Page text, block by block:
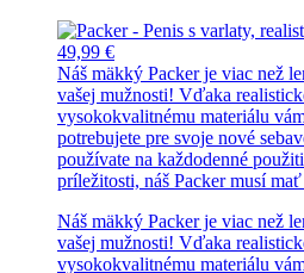
49,99 €
Náš mäkký Packer je viac než
vašej mužnosti! Vďaka
vysokokvalitnému materiálu
potrebujete pre svoje nové
používate na každodenné
príležitosti, náš Packer musí
Náš mäkký Packer je viac než
vašej mužnosti! Vďaka
vysokokvalitnému materiálu